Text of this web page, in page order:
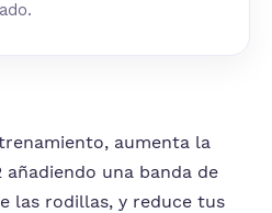
aumenta la
una banda de
las rodillas, y reduce tus